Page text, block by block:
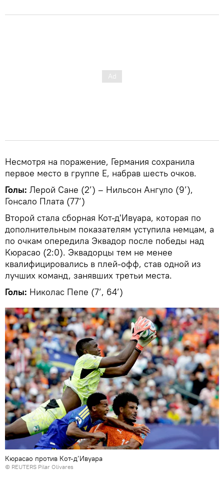
Несмотря на поражение, Германия сохранила
первое место в группе E, набрав шесть очков.
Голы: Лерой Сане (2’) – Нильсон Ангуло (9’),
Гонсало Плата (77’)
Второй стала сборная Кот-д'Ивуара, которая по
дополнительным показателям уступила немцам, а
по очкам опередила Эквадор после победы над
Кюрасао (2:0). Эквадорцы тем не менее
квалифицировались в плей-офф, став одной из
лучших команд, занявших третьи места.
Голы: Николас Пепе (7’, 64’)
Кюрасао против Кот-д’Ивуара
© REUTERS Pilar Olivares